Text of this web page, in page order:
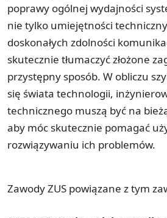
poprawy ogólnej wydajności
nie tylko umiejętności
doskonałych zdolności
skutecznie tłumaczyć złożone
przystępny sposób. W obliczu
się świata technologii,
technicznego muszą być na
aby móc skutecznie pomagać
rozwiązywaniu ich problemów.
Zawody ZUS powiązane z tym